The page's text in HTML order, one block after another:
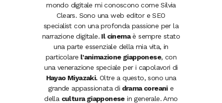
mondo digitale mi conoscono come Silvia
Clears. Sono una web editor e SEO
specialist con una profonda passione per la
narrazione digitale. Il cinemaè sempre stato
una parte essenziale della mia vita, in
particolare l’animazione giapponese, con
una venerazione speciale per i capolavori di
Hayao Miyazaki.Oltre a questo, sono una
grande appassionata di drama coreanie
della cultura giapponesein generale. Amo